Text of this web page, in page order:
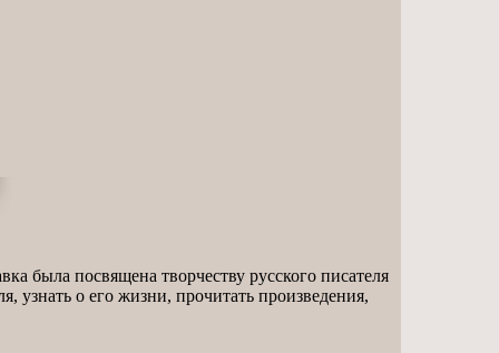
была посвящена творчеству русского писателя
узнать о его жизни, прочитать произведения,